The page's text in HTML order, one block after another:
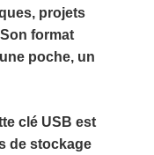
projets
format
poche, un
clé USB est
de stockage